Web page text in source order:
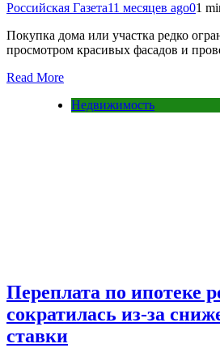
Российская Газета11 месяцев ago01
Покупка дома или участка редко
просмотром красивых фасадов и
Read More
Недвижимость
Переплата по ипотеке
сократилась из-за
ставки